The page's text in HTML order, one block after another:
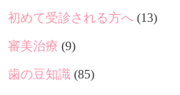
初めて受診される方へ (13)
審美治療 (9)
歯の豆知識 (85)